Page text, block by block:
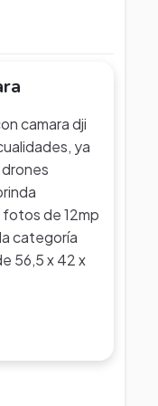
camara dji
ya
fotos de 12mp
categoría
56,5 x 42 x